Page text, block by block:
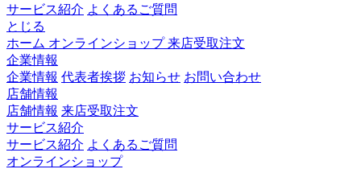
サービス紹介 よくあるご質問
とじる
ホーム オンラインショップ来店受取注文
企業情報
企業情報 代表者挨拶 お知らせ お問い合わせ
店舗情報
店舗情報 来店受取注文
サービス紹介
サービス紹介 よくあるご質問
オンラインショップ